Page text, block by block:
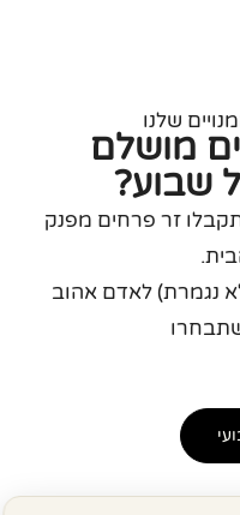
שלנו
מושלם
שבוע?
זר פרחים מפנק
נגמרת) לאדם אהוב